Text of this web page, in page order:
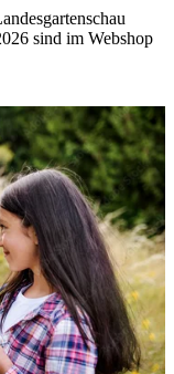
sind im Webshop